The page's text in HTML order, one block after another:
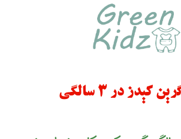
کیدز در 3 سالگی